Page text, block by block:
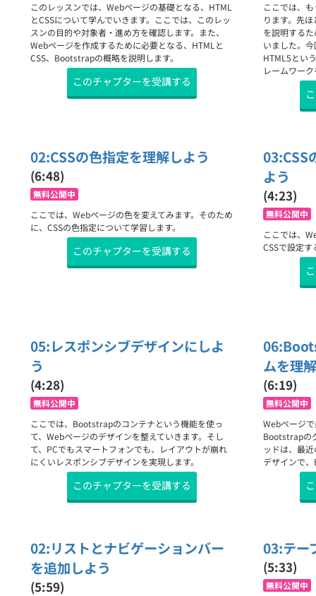
学校
契約
このレッスンでは、Webページの基礎となる、HTML
とCSSについて学んでいきます。ここでは、このレッ
スンの目的や対象者・進め方を確認します。また、
Webページを作成するために必要となる、HTMLと
CSS、Bootstrapの概略を説明します。
このチャプターを受講する
ここでは、
ります。先
を説明する
いました。
HTML5とい
レームワー
02:CSSの色指定を理解しよう
(6:48)
無料公開中
ここでは、Webページの色を変えてみます。そのため
に、CSSの色指定について学習します。
このチャプターを受講する
03:CSS
よう
(4:23)
無料公開中
ここでは、
CSSで設定
05:レスポンシブデザインにしよ
う
(4:28)
無料公開中
ここでは、Bootstrapのコンテナという機能を使っ
て、Webページのデザインを整えていきます。そし
て、PCでもスマートフォンでも、レイアウトが崩れ
にくいレスポンシブデザインを実現します。
このチャプターを受講する
ムを理
(6:19)
無料公開中
Webページ
Bootstrapの
ッドは、最
デザインで
02:リストとナビゲーションバー
を追加しよう
(5:59)
03:テー
(5:33)
無料公開中